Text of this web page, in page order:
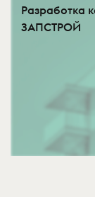
Разработка
ЗАПСТРОЙ